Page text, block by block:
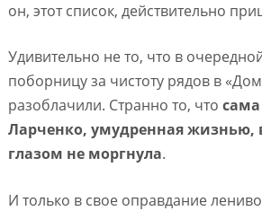
он, этот список, действительно
Удивительно не то, что в
поборницу за чистоту рядов в
разоблачили. Странно то, что
Ларченко, умудренная жизнью,
глазом не моргнула.
И только в свое оправдание